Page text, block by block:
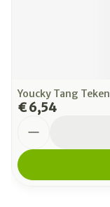
Youcky Tang Teken
€ 6,54